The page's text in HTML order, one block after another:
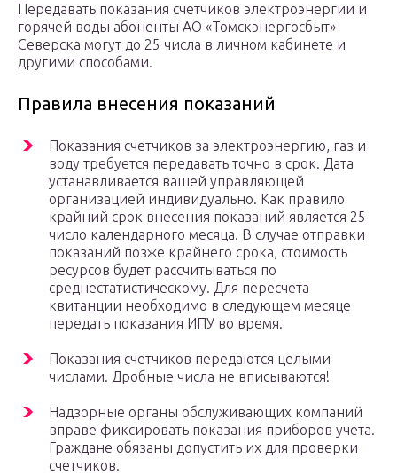
Передавать показания счетчиков электроэнергии и
горячей воды абоненты АО «Томскэнергосбыт»
Северска могут до 25 числа в личном кабинете и
другими способами.
Правила внесения показаний
Показания счетчиков за электроэнергию, газ и
воду требуется передавать точно в срок. Дата
устанавливается вашей управляющей
организацией индивидуально. Как правило
крайний срок внесения показаний является 25
число календарного месяца. В случае отправки
показаний позже крайнего срока, стоимость
ресурсов будет рассчитываться по
среднестатистическому. Для пересчета
квитанции необходимо в следующем месяце
передать показания ИПУ во время.
Показания счетчиков передаются целыми
числами. Дробные числа не вписываются!
Надзорные органы обслуживающих компаний
вправе фиксировать показания приборов учета.
Граждане обязаны допустить их для проверки
счетчиков.